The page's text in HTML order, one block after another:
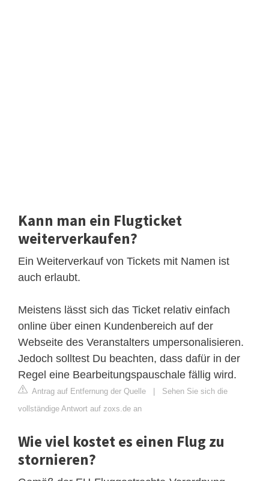
Kann man ein Flugticket
weiterverkaufen?
Ein Weiterverkauf von Tickets mit Namen ist
auch erlaubt.
Meistens lässt sich das Ticket relativ einfach
online über einen Kundenbereich auf der
Webseite des Veranstalters umpersonalisieren.
Jedoch solltest Du beachten, dass dafür in der
Regel eine Bearbeitungspauschale fällig wird.
Antrag auf Entfernung der Quelle | Sehen Sie sich die
vollständige Antwort auf zoxs.de an
Wie viel kostet es einen Flug zu
stornieren?